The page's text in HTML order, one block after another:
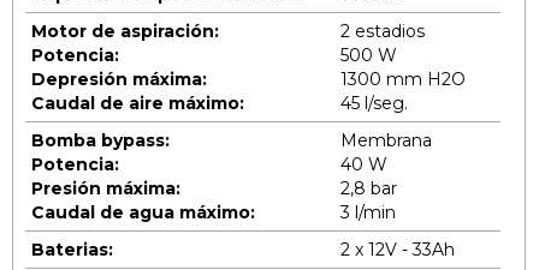
Motor de aspiración:
Potencia:
Depresión máxima:
Caudal de aire máximo:
2 estadios
500 W
1300 mm H2O
45 l/seg.
Bomba bypass:
Potencia:
Presión máxima:
Caudal de agua máximo:
Membrana
40 W
2,8 bar
3 l/min
Baterias:
2 x 12V - 33Ah